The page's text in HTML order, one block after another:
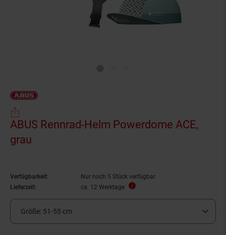
ABUS Rennrad-Helm Powerdome ACE,
grau
Verfügbarkeit:
Nur noch 5 Stück verfügbar
Lieferzeit:
ca. 12 Werktage
Größe: 51-55 cm